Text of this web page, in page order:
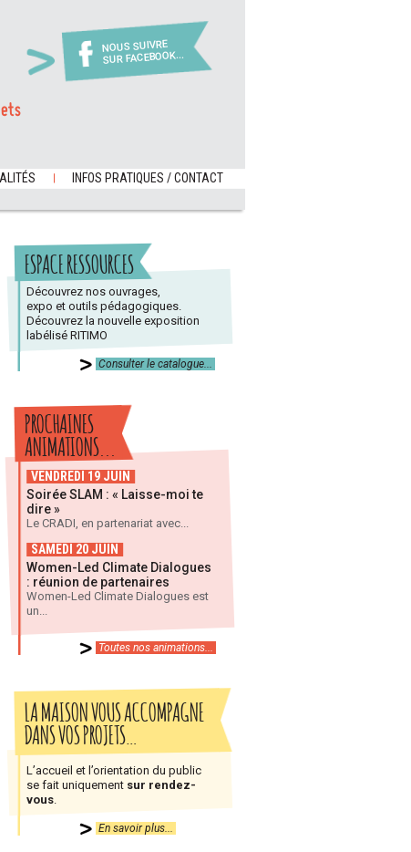
NOUS SUIVRE
SUR FACEBOOK...
INFOS PRATIQUES / CONTACT
ESPACE RESSOURCES
Découvrez nos ouvrages,
expo et outils pédagogiques.
Découvrez la nouvelle exposition
labélisé RITIMO
Consulter le catalogue...
PROCHAINES
ANIMATIONS...
VENDREDI 19 JUIN
Soirée SLAM : « Laisse-moi te
dire »
Le CRADI, en partenariat avec...
SAMEDI 20 JUIN
Women-Led Climate Dialogues
: réunion de partenaires
Women-Led Climate Dialogues est
un...
Toutes nos animations...
LA MAISON VOUS ACCOMPAGNE
DANS VOS PROJETS…
L’accueil et l’orientation du public
se fait uniquement sur rendez-
vous
En savoir plus...